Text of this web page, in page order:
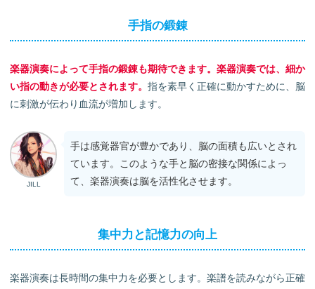
手指の鍛錬
楽器演奏によって手指の鍛錬も期待できます。楽器演奏では、細か
い指の動きが必要とされます。 指を素早く正確に動かすために、脳
に刺激が伝わり血流が増加します。
JILL
手は感覚器官が豊かであり、脳の面積も広いとされ
ています。このような手と脳の密接な関係によっ
て、楽器演奏は脳を活性化させます。
集中力と記憶力の向上
楽器演奏は長時間の集中力を必要とします。楽譜を読みながら正確